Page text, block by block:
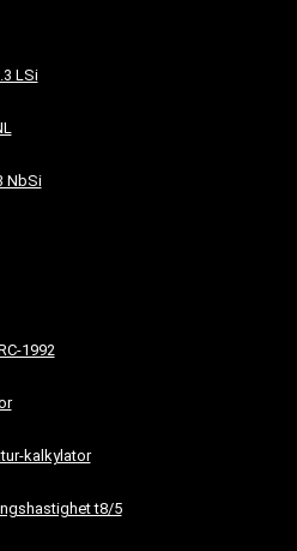
LSi
NbSi
1992
kalkylator
t8/5